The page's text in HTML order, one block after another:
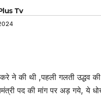
Tv
ने की थी ,पहली गलती उद्धव
पद की मांग पर अड़ गये, ये